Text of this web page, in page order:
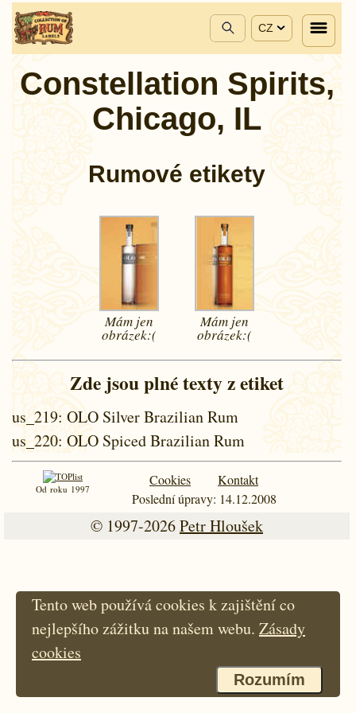
CZ
Constellation Spirits,
Chicago, IL
Rumové etikety
Mám jen
obrázek:(
Mám jen
obrázek:(
Zde jsou plné texty z etiket
us_219: OLO Silver Brazilian Rum
us_220: OLO Spiced Brazilian Rum
Od roku 1997
Cookies
Kontakt
Poslední úpravy: 14.12.2008
© 1997-2026Petr Hloušek
Tento web používá cookies k zajištění co
nejlepšího zážitku na našem webu. Zásady
cookies
Rozumím